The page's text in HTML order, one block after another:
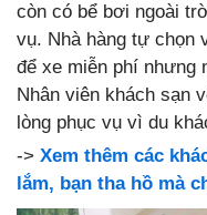
còn có bể bơi ngoài
vụ. Nhà hàng tự chọn
để xe miễn phí nhưng
Nhân viên khách sạn
lòng phục vụ vì du
-> Xem thêm các
lắm, bạn tha hồ mà